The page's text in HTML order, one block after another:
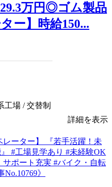
29.3万円◎ゴム製品
ー】時給150...
工場 / 交替制
詳細を表示